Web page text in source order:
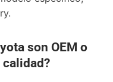
son OEM o
calidad?